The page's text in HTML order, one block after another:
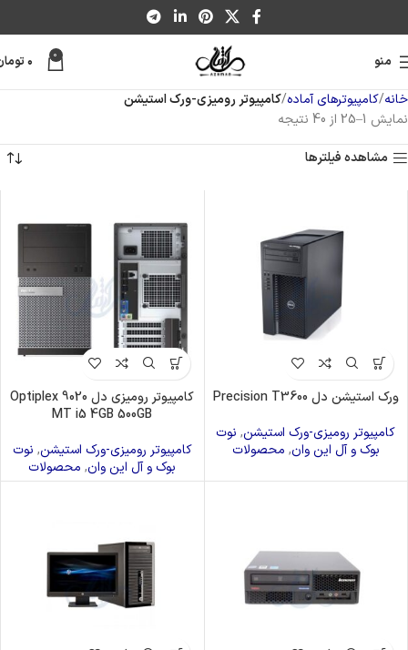
منو 0 ۰
خانه کامپیوترهای آماده کامپیوتر رومیزی-ورک استیشن
نمایش 1–25 از 40 نتیجه
مشاهده فیلترها
ورک استیشن دل Precision T3600
کامپیوتر رومیزی-ورک استیشن, نوت
بوک و آل این وان, محصولات
کامپیوتر رومیزی دل Optiplex 9020
MT i5 4GB 500GB
کامپیوتر رومیزی-ورک استیشن, نوت
بوک و آل این وان, محصولات